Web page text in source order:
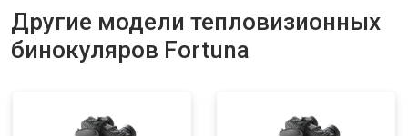
Другие модели тепловизионных
бинокуляров Fortuna